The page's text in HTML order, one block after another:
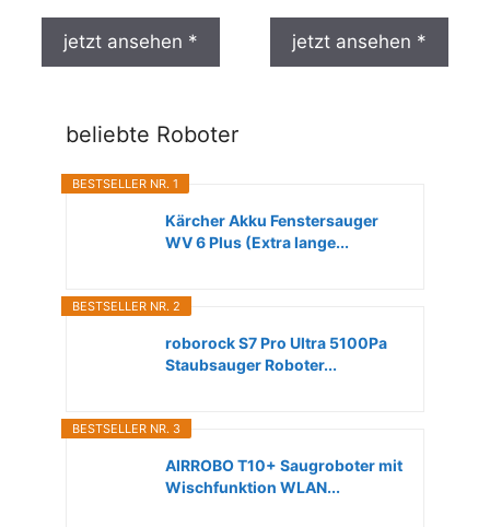
jetzt ansehen * jetzt ansehen *
beliebte Roboter
BESTSELLER NR. 1
Kärcher Akku Fenstersauger
WV 6 Plus (Extra lange...
BESTSELLER NR. 2
roborock S7 Pro Ultra 5100Pa
Staubsauger Roboter...
BESTSELLER NR. 3
AIRROBO T10+ Saugroboter mit
Wischfunktion WLAN...